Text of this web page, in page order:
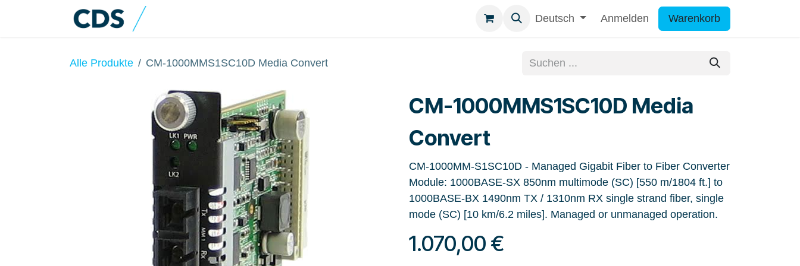
Zum Inhalt springen
Deutsch Anmelden Warenkorb
Alle Produkte CM-1000MMS1SC10D Media Convert
CM-1000MMS1SC10D Media
Convert
CM-1000MM-S1SC10D - Managed Gigabit Fiber to Fiber Converter
Module: 1000BASE-SX 850nm multimode (SC) [550 m/1804 ft.] to
1000BASE-BX 1490nm TX / 1310nm RX single strand fiber, single
mode (SC) [10 km/6.2 miles]. Managed or unmanaged operation.
1.070,00 €